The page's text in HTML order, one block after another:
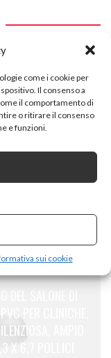
come i cookie per
Il consenso a
il comportamento di
o ritirare il consenso
e funzioni.
sui cookie
LAMEGA IN
IN ACCIAIO
DEL SALONE DI
PER CLINICHE,
AMPIO
X 6,7 POLLICI